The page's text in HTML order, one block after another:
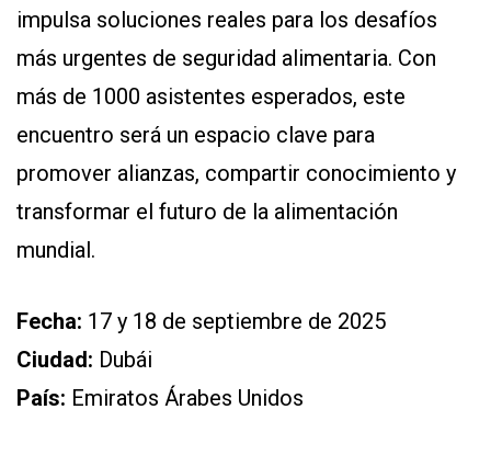
CALENDARIO
MEDIA KIT
TEMAS DESTACADOS
CARNE
FRIGORIFICO
VACAS
INVESTIGACIÓN
AGRO
PREMIO
SERVICIOS
impulsa soluciones reales para los desafíos
más urgentes de seguridad alimentaria. Con
más de 1000 asistentes esperados, este
encuentro será un espacio clave para
promover alianzas, compartir conocimiento y
transformar el futuro de la alimentación
mundial.
Fecha: 17 y 18 de septiembre de 2025
Ciudad: Dubái
País: Emiratos Árabes Unidos